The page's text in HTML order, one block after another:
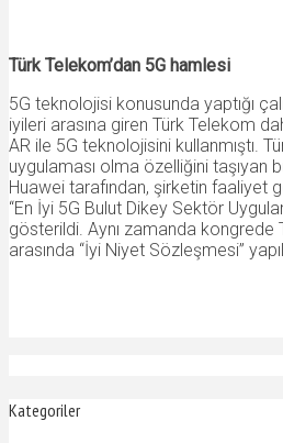
Türk Telekom’dan 5G hamlesi
5G teknolojisi konusunda yaptığı
iyileri arasına giren Türk Telekom
AR ile 5G teknolojisini kullanmıştı.
uygulaması olma özelliğini taşıyan
Huawei tarafından, şirketin faaliyet
“En İyi 5G Bulut Dikey Sektör
gösterildi. Aynı zamanda kongrede
arasında “İyi Niyet Sözleşmesi”
Kategoriler